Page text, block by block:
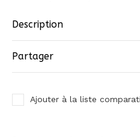
Description
Partager
Ajouter à la liste